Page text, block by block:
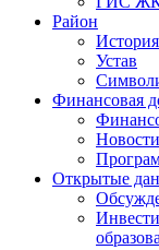
Район
Устав
Финансовая
Открытые